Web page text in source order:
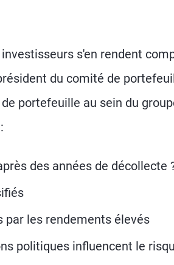
s'en rendent
du comité de
portefeuille au sein du
des années de décollecte
les rendements élevés
politiques influencent le